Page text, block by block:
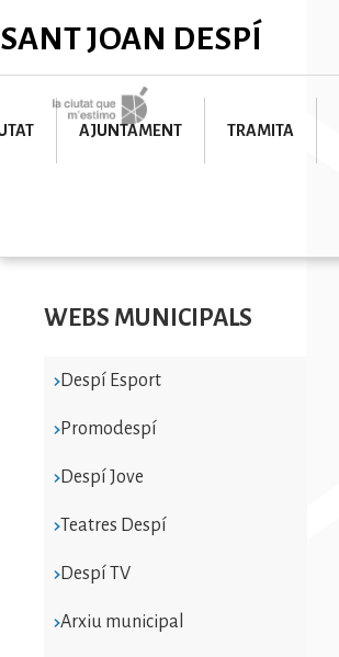
al
SANT JOAN DESPÍ
Imatge
AJUNTAMENT TRAMITA
WEBS MUNICIPALS
Despí Esport
Promodespí
Despí Jove
Teatres Despí
Despí TV
Arxiu municipal